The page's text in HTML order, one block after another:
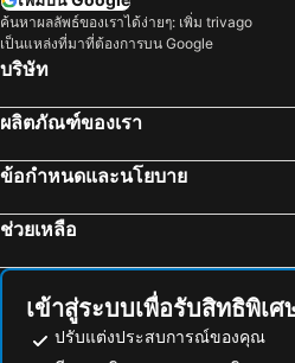
ค้นหาผลลัพธ์ของเราได้ง่ายๆ: เพิ่ม trivago
เป็นแหล่งที่มาที่ต้องการบน Google
บริษัท
ผลิตภัณฑ์ของเรา
ข้อกำหนดและนโยบาย
ช่วยเหลือ
เข้าสู่ระบบเพื่อรับสิทธิพิเ
ปรับแต่งประสบการณ์ของคุณ